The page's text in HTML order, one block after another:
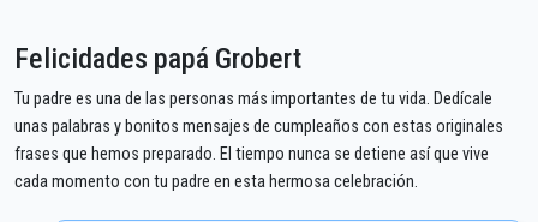
Felicidades papá Grobert
Tu padre es una de las personas más importantes de tu vida. Dedícale
unas palabras y bonitos mensajes de cumpleaños con estas originales
frases que hemos preparado. El tiempo nunca se detiene así que vive
cada momento con tu padre en esta hermosa celebración.